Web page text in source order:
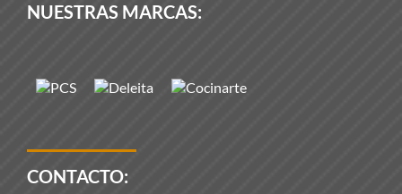
NUESTRAS MARCAS:
CONTACTO: